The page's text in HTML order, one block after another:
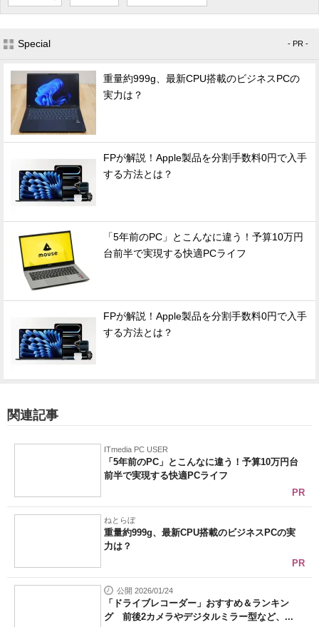
Special - PR -
重量約999g、最新CPU搭載のビジネスPCの
実力は？
FPが解説！Apple製品を分割手数料0円で入手
する方法とは？
「5年前のPC」とこんなに違う！予算10万円
台前半で実現する快適PCライフ
FPが解説！Apple製品を分割手数料0円で入手
する方法とは？
関連記事
ITmedia PC USER
「5年前のPC」とこんなに違う！予算10万円台
前半で実現する快適PCライフ
PR
ねとらぼ
重量約999g、最新CPU搭載のビジネスPCの実
力は？
PR
公開 2026/01/24
「ドライブレコーダー」おすすめ＆ランキン
グ 前後2カメラやデジタルミラー型など、...